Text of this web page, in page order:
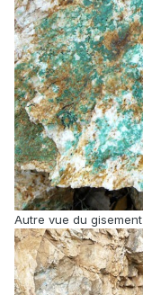
Autre vue du gisement